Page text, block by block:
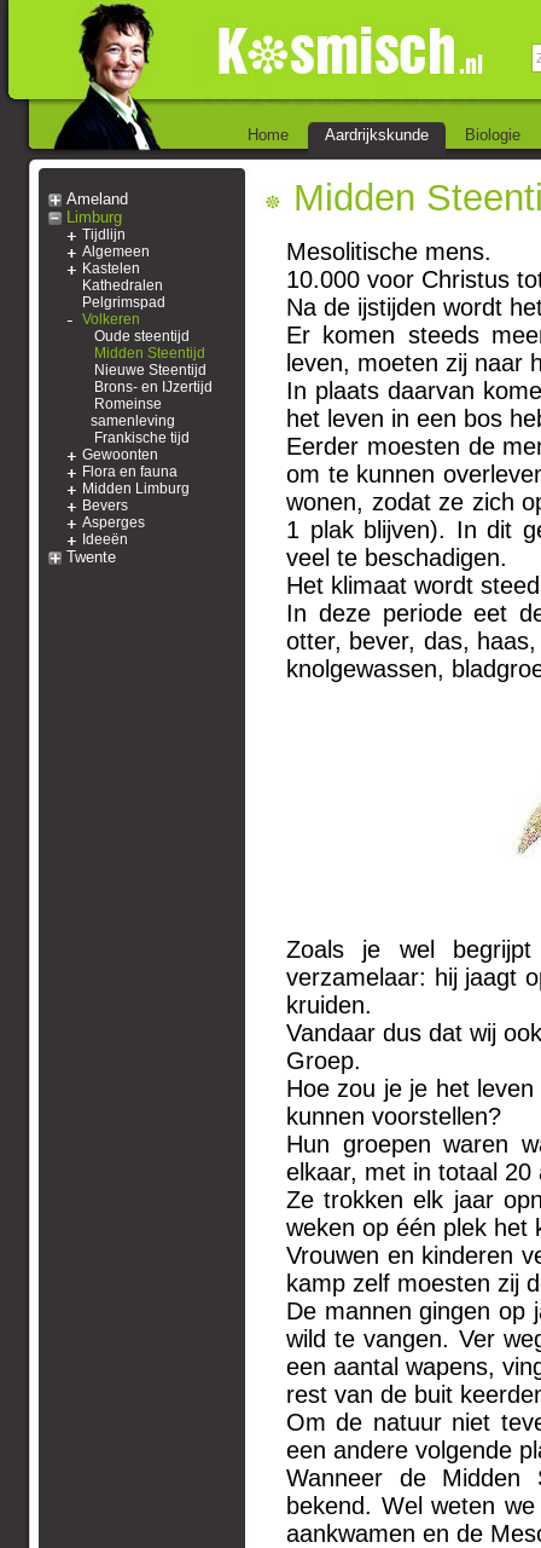
Home Aardrijkskunde Biologie
Ameland
Limburg
Tijdlijn
Algemeen
Kastelen
Kathedralen
Pelgrimspad
Volkeren
Oude steentijd
Midden Steentijd
Nieuwe Steentijd
Brons- en IJzertijd
Romeinse
samenleving
Frankische tijd
Gewoonten
Flora en fauna
Midden Limburg
Bevers
Asperges
Ideeën
Twente
Midden
Mesolitische mens.
10.000 voor Christus
Na de ijstijden wordt
Er komen steeds
leven, moeten zij naar
In plaats daarvan
het leven in een bos
Eerder moesten de
om te kunnen
wonen, zodat ze zich
1 plak blijven). In dit
veel te beschadigen.
Het klimaat wordt
In deze periode eet
otter, bever, das,
knolgewassen,
Zoals je wel
verzamelaar: hij jaagt
kruiden.
Vandaar dus dat wij
Groep.
Hoe zou je je het
kunnen voorstellen?
Hun groepen waren
elkaar, met in totaal 20
Ze trokken elk jaar
weken op één plek het
Vrouwen en kinderen
kamp zelf moesten zij
De mannen gingen op
wild te vangen. Ver
een aantal wapens,
rest van de buit
Om de natuur niet
een andere volgende
Wanneer de Midden
bekend. Wel weten
aankwamen en de